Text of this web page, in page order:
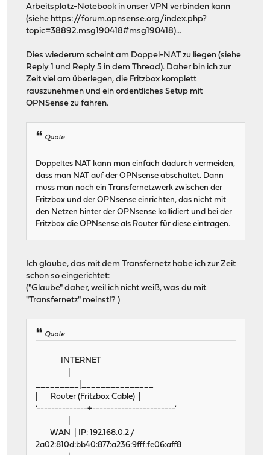
Arbeitsplatz-Notebook in unser VPN verbinden kann
(siehe https://forum.opnsense.org/index.php?
topic=38892.msg190418#msg190418)...
Dies wiederum scheint am Doppel-NAT zu liegen (siehe
Reply 1 und Reply 5 in dem Thread). Daher bin ich zur
Zeit viel am überlegen, die Fritzbox komplett
rauszunehmen und ein ordentliches Setup mit
OPNSense zu fahren.
Quote
Doppeltes NAT kann man einfach dadurch vermeiden,
dass man NAT auf der OPNsense abschaltet. Dann
muss man noch ein Transfernetzwerk zwischen der
Fritzbox und der OPNsense einrichten, das nicht mit
den Netzen hinter der OPNsense kollidiert und bei der
Fritzbox die OPNsense als Router für diese eintragen.
Ich glaube, das mit dem Transfernetz habe ich zur Zeit
schon so eingerichtet:
("Glaube" daher, weil ich nicht weiß, was du mit
"Transfernetz" meinst!? )
Quote
INTERNET
| Router (Fritzbox Cable) |
'--------------+-----------------------'
WAN | IP: 192.168.0.2 /
2a02:810d:bb40:877:a236:9fff:fe06:aff8